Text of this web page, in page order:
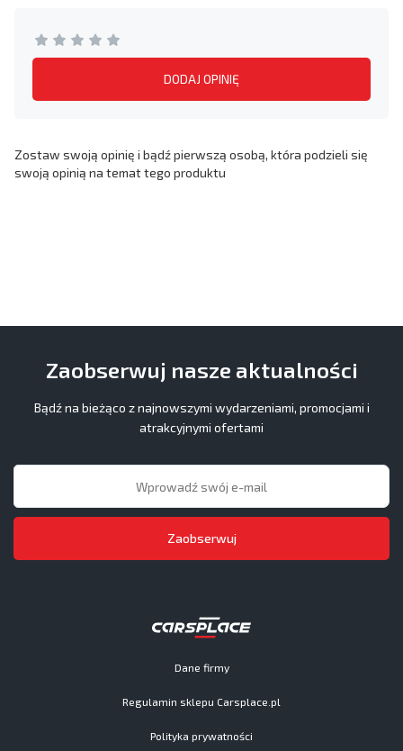
DODAJ OPINIĘ
Zostaw swoją opinię i bądź pierwszą osobą, która podzieli się
swoją opinią na temat tego produktu
Dane firmy
Regulamin sklepu Carsplace.pl
Polityka prywatności
Zaobserwuj nasze aktualności
Bądź na bieżąco z najnowszymi wydarzeniami, promocjami i
atrakcyjnymi ofertami
Zaobserwuj